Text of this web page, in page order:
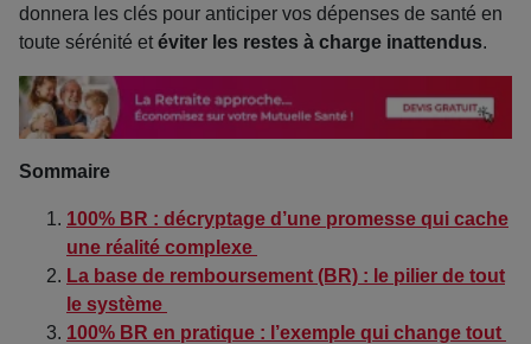
donnera les clés pour anticiper vos dépenses de santé en
toute sérénité et éviter les restes à charge inattendus.
Sommaire
100% BR : décryptage d’une promesse qui cache
une réalité complexe
La base de remboursement (BR) : le pilier de tout
le système
100% BR en pratique : l’exemple qui change tout